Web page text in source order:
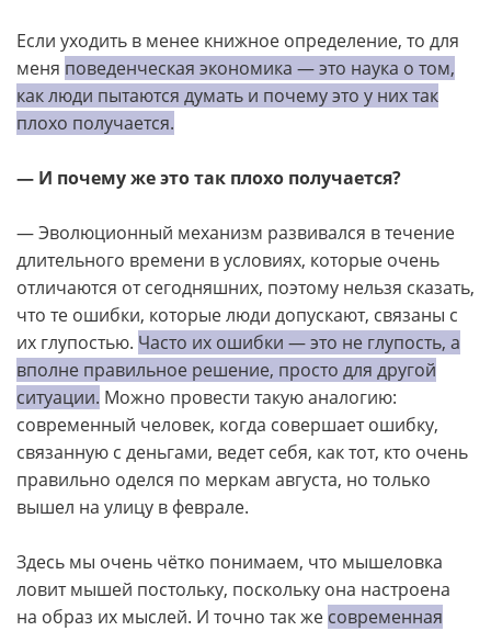
Если уходить в менее книжное определение, то для
меня поведенческая экономика — это наука о том,
как люди пытаются думать и почему это у них так
плохо получается.
— И почему же это так плохо получается?
— Эволюционный механизм развивался в течение
длительного времени в условиях, которые очень
отличаются от сегодняшних, поэтому нельзя сказать,
что те ошибки, которые люди допускают, связаны с
их глупостью. Часто их ошибки — это не глупость, а
вполне правильное решение, просто для другой
ситуации. Можно провести такую аналогию:
современный человек, когда совершает ошибку,
связанную с деньгами, ведет себя, как тот, кто очень
правильно оделся по меркам августа, но только
вышел на улицу в феврале.
Здесь мы очень чётко понимаем, что мышеловка
ловит мышей постольку, поскольку она настроена
на образ их мыслей. И точно так же современная